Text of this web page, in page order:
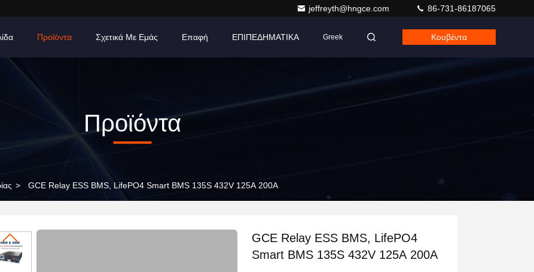
jeffreyth@hngce.com 86-731-86187065
Προϊόντα Σχετικά Με Εμάς Επαφή ΕΠΙΠΕΔΗΜΑΤΙΚΑ Greek Κουβέντα
Προϊόντα
> GCE Relay ESS BMS, LifePO4 Smart BMS 135S 432V 125A 200A
GCE Relay ESS BMS, LifePO4
Smart BMS 135S 432V 125A 200A